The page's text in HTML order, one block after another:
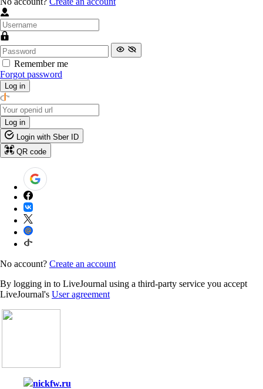
Remember me
Forgot password
Log in
Log in
Login with Sber ID
QR code
No account? Create an account
By logging in to LiveJournal using a third-party service you accept
LiveJournal's User agreement
nickfw.ru